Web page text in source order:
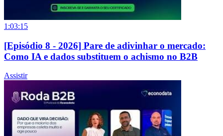
1:03:15
[Episódio 8 - 2026] Pare de adivinhar o mercado:
Como IA e dados substituem o achismo no B2B
Assistir